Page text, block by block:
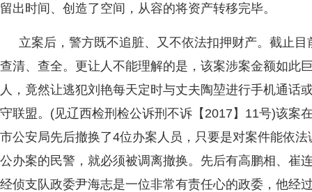
留出时间、创造了空间，从容的将资产转移完毕。
立案后，警方既不追脏、又不依法扣押财产。截止
查清、查全。更让人不能理解的是，该案涉案金额如此
人，竟然让逃犯刘艳每天定时与丈夫陶堃进行手机通话
守联盟。(见辽西检刑检公诉刑不诉【2017】11号)该案
市公安局先后撤换了4位办案人员，只要是对案件能依
公办案的民警，就必须被调离撤换。先后有高鹏相、崔
经侦支队政委尹海志是一位非常有责任心的政委，他经